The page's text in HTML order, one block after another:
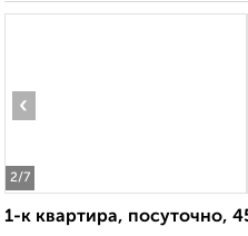
2/7
‹
1-к квартира, посуточно,